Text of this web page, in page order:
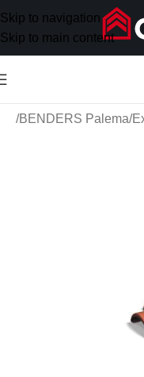
Skip to navigation
Skip to main content
/BENDERS Palema/